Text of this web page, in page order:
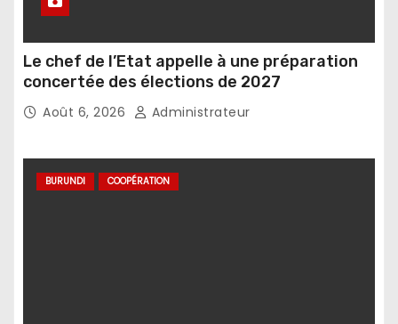
Le chef de l’Etat appelle à une préparation
concertée des élections de 2027
Août 6, 2026 Administrateur
BURUNDI COOPÉRATION